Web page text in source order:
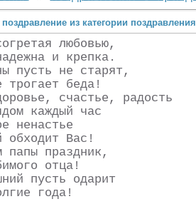
поздравление из категории
любовью,
и крепка.
пусть не старят,
трогает беда!
счастье, радость
каждый час
ненастье
обходит Вас!
папы праздник,
отца!
пусть одарит
года!